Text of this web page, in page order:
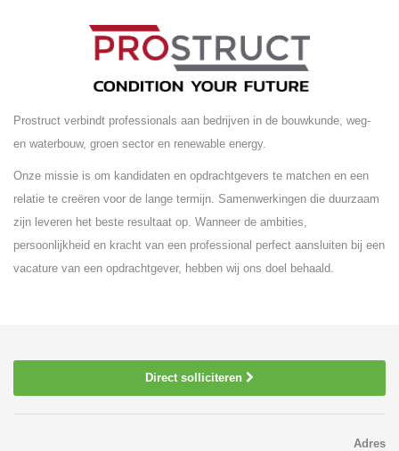
Prostruct verbindt professionals aan bedrijven in de bouwkunde, weg-
en waterbouw, groen sector en renewable energy.
Onze missie is om kandidaten en opdrachtgevers te matchen en een
relatie te creëren voor de lange termijn. Samenwerkingen die duurzaam
zijn leveren het beste resultaat op. Wanneer de ambities,
persoonlijkheid en kracht van een professional perfect aansluiten bij een
vacature van een opdrachtgever, hebben wij ons doel behaald.
Direct solliciteren
Adres